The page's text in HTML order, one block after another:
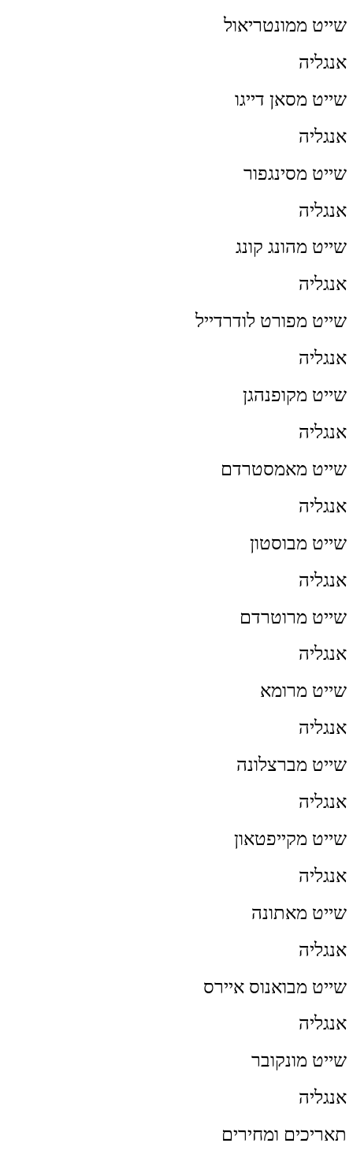
שייט ממונטריאול
אנגליה
שייט מסאן דייגו
אנגליה
שייט מסינגפור
אנגליה
שייט מהונג קונג
אנגליה
שייט מפורט לודרדייל
אנגליה
שייט מקופנהגן
אנגליה
שייט מאמסטרדם
אנגליה
שייט מבוסטון
אנגליה
שייט מרוטרדם
אנגליה
שייט מרומא
אנגליה
שייט מברצלונה
אנגליה
שייט מקייפטאון
אנגליה
שייט מאתונה
אנגליה
שייט מבואנוס איירס
אנגליה
שייט מונקובר
אנגליה
תאריכים ומחירים